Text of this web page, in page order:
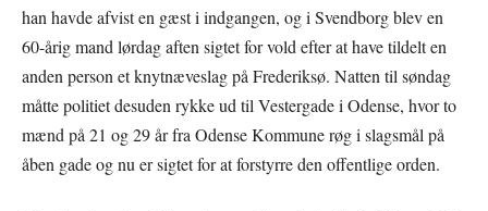
han havde afvist en gæst i indgangen, og i Svendborg blev en
60-årig mand lørdag aften sigtet for vold efter at have tildelt en
anden person et knytnæveslag på Frederiksø. Natten til søndag
måtte politiet desuden rykke ud til Vestergade i Odense, hvor to
mænd på 21 og 29 år fra Odense Kommune røg i slagsmål på
åben gade og nu er sigtet for at forstyrre den offentlige orden.